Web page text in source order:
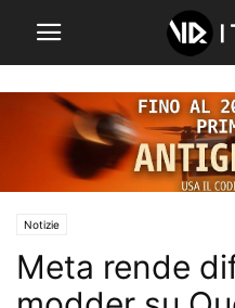
Notizie
Meta rende